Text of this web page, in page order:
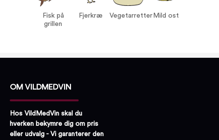
Vegetarretter
Mild ost
Fisk på
grillen
Fjerkræ Vegetarretter Mild ost
OM VILDMEDVIN
Hos VildMedVin skal du
hverken bekymre dig om pris
eller udvalg - Vi garanterer den